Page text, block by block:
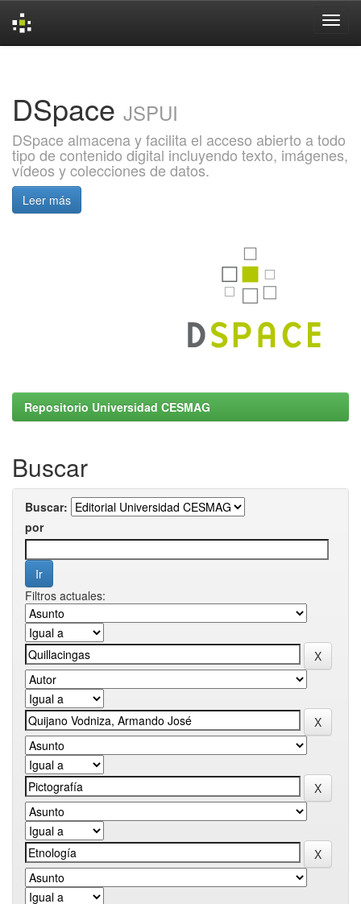
DSpace JSPUI
DSpace almacena y facilita el acceso abierto a todo
tipo de contenido digital incluyendo texto, imágenes,
vídeos y colecciones de datos.
Leer más
Repositorio Universidad CESMAG
Buscar
Buscar:
por
Filtros actuales: